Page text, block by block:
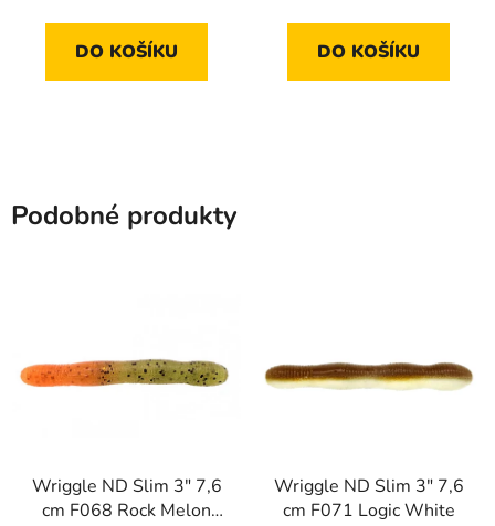
DO KOŠÍKU DO KOŠÍKU
Podobné produkty
Wriggle ND Slim 3" 7,6
cm F068 Rock Melon
Wriggle ND Slim 3" 7,6
cm F071 Logic White